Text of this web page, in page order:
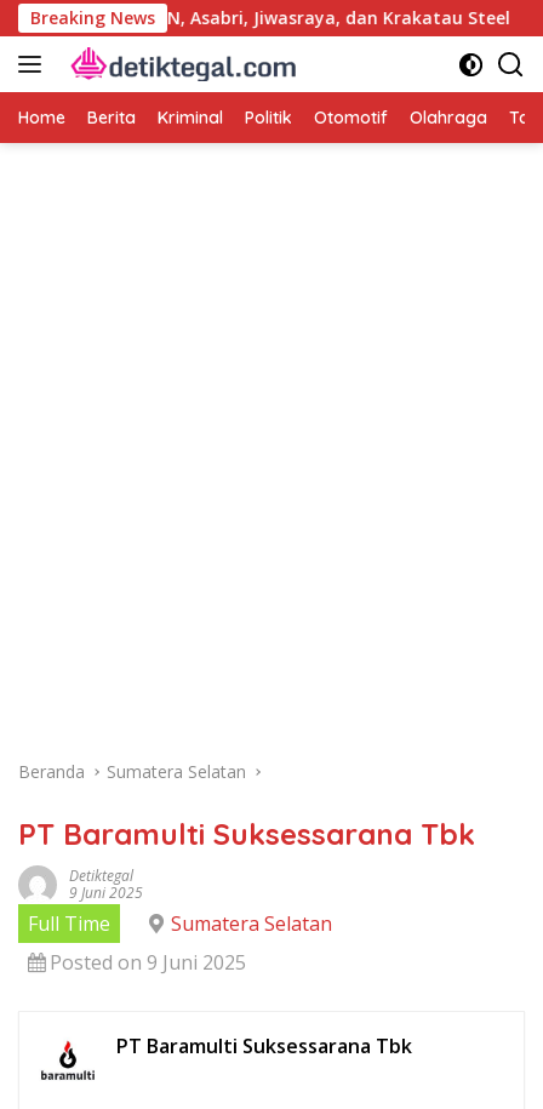
Langsung
ke
konten
Breaking News
Korupsi PLN, Asabri, Jiwasraya, dan Krakatau Steel
Home Berita Kriminal Politik Otomotif Olahraga
Beranda Sumatera Selatan
PT Baramulti Suksessarana Tbk
Detiktegal
9 Juni 2025
Full Time
Sumatera Selatan
Posted on 9 Juni 2025
PT Baramulti Suksessarana Tbk